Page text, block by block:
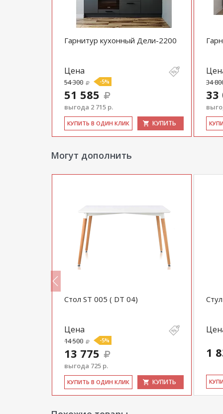
**Цены на официальном сайте
магазинаи могут отличаться от цен в
Гарнитур кухонный Дели-2200
Цена
54 300 -5%
51 585
выгода 2 715 р.
КУ­ПИТЬ В ОДИН КЛИК КУПИТЬ
34
33
Могут дополнить
Стол ST 005 ( DT 04)
Цена
14 500 -5%
13 775
выгода 725 р.
КУ­ПИТЬ В ОДИН КЛИК КУПИТЬ
1